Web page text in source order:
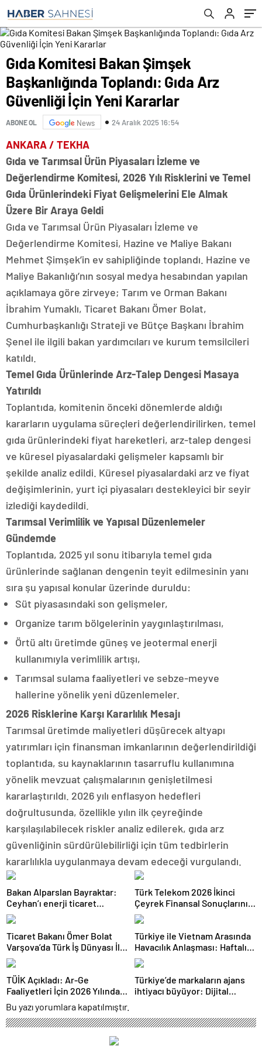
Gıda Komitesi Bakan Şimşek
Başkanlığında Toplandı: Gıda Arz
Güvenliği İçin Yeni Kararlar
ABONE OL News 24 Aralık 2025 16:54
ANKARA / TEKHA
Gıda ve Tarımsal Ürün Piyasaları İzleme ve
Değerlendirme Komitesi, 2026 Yılı Risklerini ve Temel
Gıda Ürünlerindeki Fiyat Gelişmelerini Ele Almak
Üzere Bir Araya Geldi
Gıda ve Tarımsal Ürün Piyasaları İzleme ve
Değerlendirme Komitesi, Hazine ve Maliye Bakanı
Mehmet Şimşek’in ev sahipliğinde toplandı. Hazine ve
Maliye Bakanlığı’nın sosyal medya hesabından yapılan
açıklamaya göre zirveye; Tarım ve Orman Bakanı
İbrahim Yumaklı, Ticaret Bakanı Ömer Bolat,
Cumhurbaşkanlığı Strateji ve Bütçe Başkanı İbrahim
Şenel ile ilgili bakan yardımcıları ve kurum temsilcileri
katıldı.
Temel Gıda Ürünlerinde Arz-Talep Dengesi Masaya
Yatırıldı
Toplantıda, komitenin önceki dönemlerde aldığı
kararların uygulama süreçleri değerlendirilirken, temel
gıda ürünlerindeki fiyat hareketleri, arz-talep dengesi
ve küresel piyasalardaki gelişmeler kapsamlı bir
şekilde analiz edildi. Küresel piyasalardaki arz ve fiyat
değişimlerinin, yurt içi piyasaları destekleyici bir seyir
izlediği kaydedildi.
Tarımsal Verimlilik ve Yapısal Düzenlemeler
Gündemde
Toplantıda, 2025 yıl sonu itibarıyla temel gıda
ürünlerinde sağlanan dengenin teyit edilmesinin yanı
sıra şu yapısal konular üzerinde duruldu:
Süt piyasasındaki son gelişmeler,
Organize tarım bölgelerinin yaygınlaştırılması,
Örtü altı üretimde güneş ve jeotermal enerji
kullanımıyla verimlilik artışı,
Tarımsal sulama faaliyetleri ve sebze-meyve
hallerine yönelik yeni düzenlemeler.
2026 Risklerine Karşı Kararlılık Mesajı
Tarımsal üretimde maliyetleri düşürecek altyapı
yatırımları için finansman imkanlarının değerlendirildiği
toplantıda, su kaynaklarının tasarruflu kullanımına
yönelik mevzuat çalışmalarının genişletilmesi
kararlaştırıldı. 2026 yılı enflasyon hedefleri
doğrultusunda, özellikle yılın ilk çeyreğinde
karşılaşılabilecek riskler analiz edilerek, gıda arz
güvenliğinin sürdürülebilirliği için tüm tedbirlerin
kararlılıkla uygulanmaya devam edeceği vurgulandı.
Bakan Alparslan Bayraktar:
Ceyhan’ı enerji ticaret
merkezi yapacağız
Türk Telekom 2026 İkinci
Çeyrek Finansal Sonuçlarını
Açıkladı: Yarı Yıl Geliri 142
Milyar TL’yi Aştı
Ticaret Bakanı Ömer Bolat
Varşova’da Türk İş Dünyası İle
Buluştu: Ticaret Hacmi 12,5
Milyar Dolara Ulaştı
Türkiye ile Vietnam Arasında
Havacılık Anlaşması: Haftalık
Sefer Sayısı 42’ye Yükseldi
TÜİK Açıkladı: Ar-Ge
Faaliyetleri İçin 2026 Yılında
308 Milyar Lira Tahsis Edildi
Türkiye’de markaların ajans
ihtiyacı büyüyor: Dijital
Bu yazı yorumlara kapatılmıştır.